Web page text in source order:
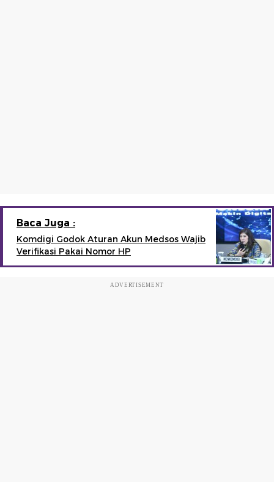
Baca Juga :
Komdigi Godok Aturan Akun Medsos Wajib
Verifikasi Pakai Nomor HP
ADVERTISEMENT